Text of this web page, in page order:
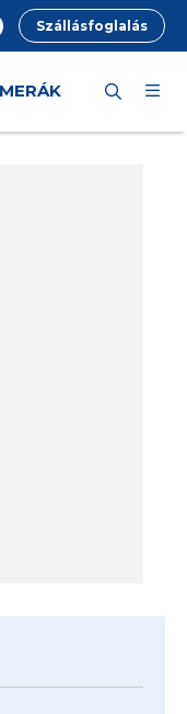
Szállásfoglalás